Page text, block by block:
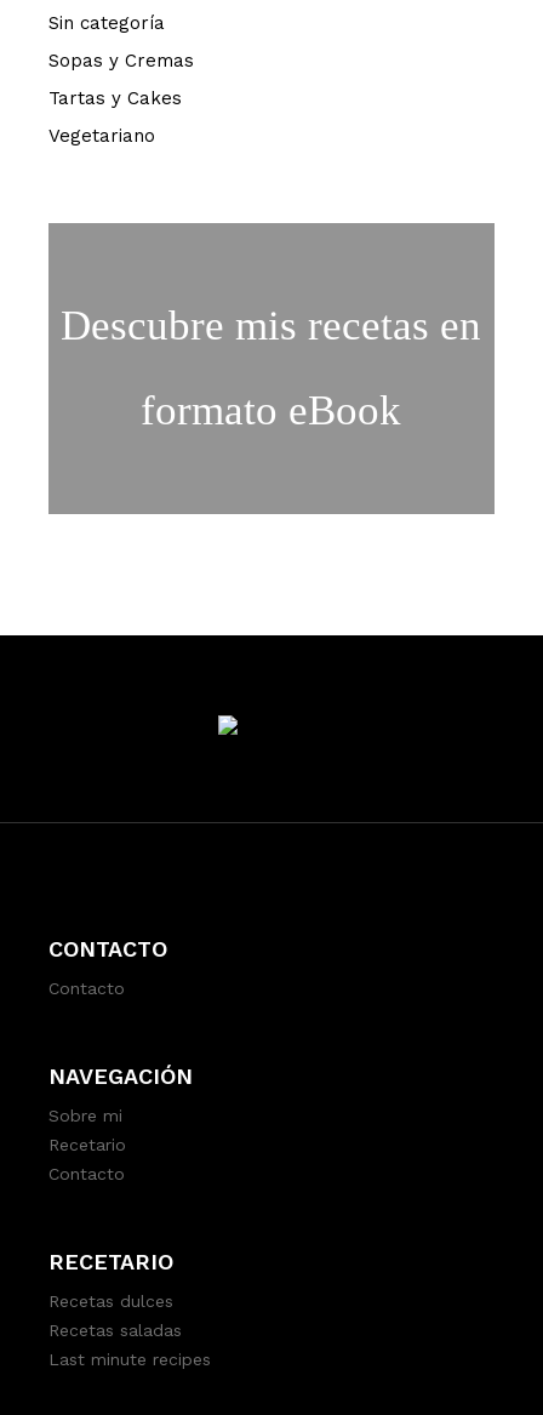
Sin categoría
Sopas y Cremas
Tartas y Cakes
Vegetariano
Descubre mis recetas en
formato eBook
CONTACTO
Contacto
NAVEGACIÓN
Sobre mi
Recetario
Contacto
RECETARIO
Recetas dulces
Recetas saladas
Last minute recipes